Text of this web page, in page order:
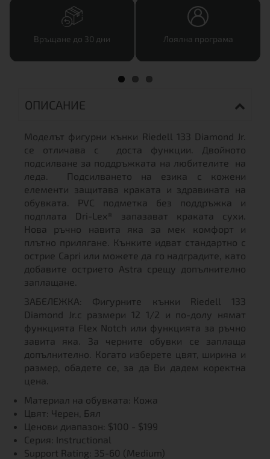
Връщане до 30 дни Лоялна програма
ОПИСАНИЕ
Моделът фигурни кънки Riedell 133 Diamond Jr.
се отличава с доста функции. Двойното
подсилване за поддръжката на любителите на
леда. Подсилването на езика с кожени
елементи защитава краката и здравината на
обувката. PVC подметка без поддръжка и
подплата Dri-Lex® запазават краката сухи.
Нова ръчно навита яка за мек комфорт и
плътно прилягане. Кънките идват стандартно с
острие Capri или можете да го надградите, като
добавите острието Astra срещу допълнително
заплащане.
ЗАБЕЛЕЖКА: Фигурните кънки Riedell 133
Diamond Jr.с размери 12 1/2 и по-долу нямат
функцията Flex Notch или функцията за ръчно
завита яка. За черните обувки се заплаща
допълнително. Когато изберете цвят, ширина и
размер, обадете се, за да Ви дадем коректна
цена.
Материал на обувката: Кожа
Цвят: Черен, Бял
Ценови диапазон: $100 - $199
Серия: Instructional
Support Rating: 35-60 (Medium)